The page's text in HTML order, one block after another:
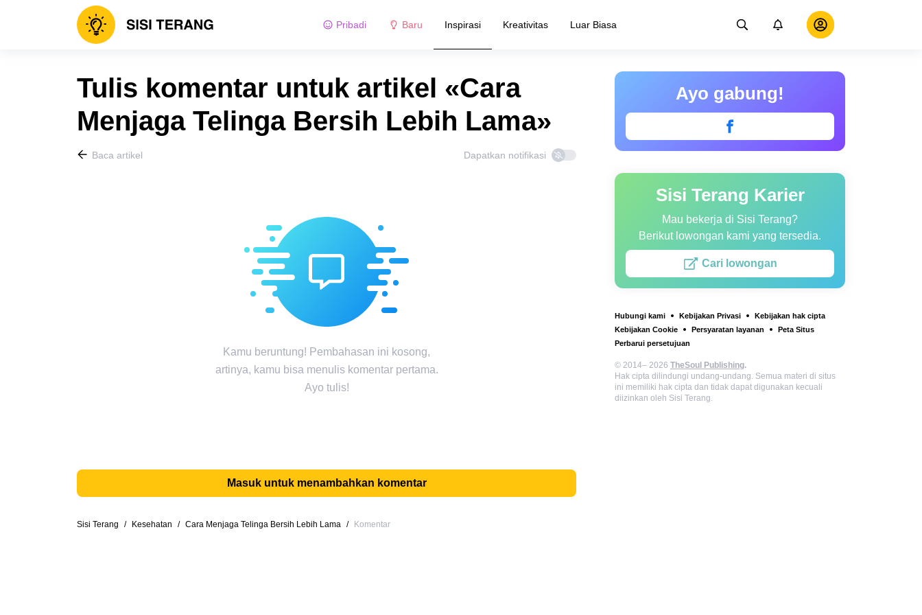
Pribadi Baru Inspirasi Kreativitas Luar Biasa
Ayo gabung!
Sisi Terang Karier
Mau bekerja di Sisi Terang?
Berikut lowongan kami yang tersedia.
Cari lowongan
Hubungi kami Kebijakan Privasi
Kebijakan hak cipta
Kebijakan Cookie
Persyaratan layanan
Peta Situs
Perbarui persetujuan
© 2014– 2026 TheSoul Publishing.
Hak cipta dilindungi undang-undang. Semua materi di situs
ini memiliki hak cipta dan tidak dapat digunakan kecuali
diizinkan oleh Sisi Terang.
Tulis komentar untuk artikel «Cara
Menjaga Telinga Bersih Lebih Lama»
Baca artikel Dapatkan notifikasi
Kamu beruntung! Pembahasan ini kosong,
artinya, kamu bisa menulis komentar pertama.
Ayo tulis!
Masuk untuk menambahkan komentar
Sisi Terang / Kesehatan / Cara Menjaga Telinga Bersih Lebih Lama / Komentar